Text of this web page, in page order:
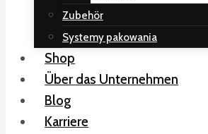
Zubehör
Systemy pakowania
Shop
Über das Unternehmen
Blog
Karriere